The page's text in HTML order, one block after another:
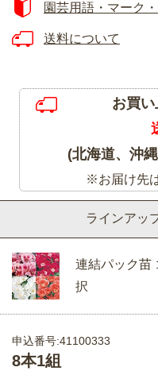
ラインア
連結パック苗
択
申込番号:41100333
8本1組
園芸用語・マーク
送料について
お買
(北海道、沖
※お届け先